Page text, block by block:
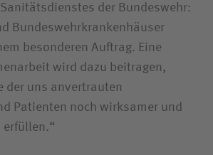
Sanitätsdienstes der Bundeswehr:
Bundeswehrkrankenhäuser
besonderen Auftrag. Eine
wird dazu beitragen,
der uns anvertrauten
Patienten noch wirksamer und
erfüllen.“